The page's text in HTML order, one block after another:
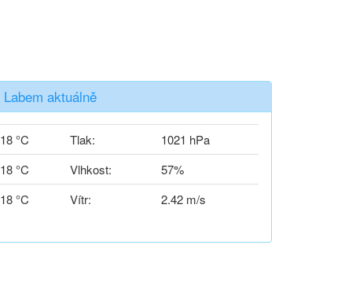
aktuálně
18 °C Tlak:
1021 hPa
18 °C
Vlhkost:
57%
18 °C
Vítr: 2.42 m/s